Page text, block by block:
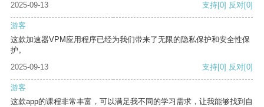
2025-09-13 支持[0] 反对[0]
游客
这款加速器VPM应用程序已经为我们带来了无限的隐私保护和安全性保
护。
2025-09-13
支持[0] 反对[0]
游客
这款app的课程非常丰富，可以满足我不同的学习需求，让我能够找到自